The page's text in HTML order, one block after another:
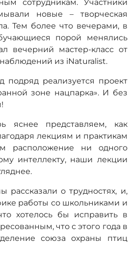
сотрудникам. Участники
новые – творческая
Тем более что вечерами, в
порой менялись
вечерний мастер-класс от
из iNaturalist.
подряд реализуется проект
зоне нацпарка». И без
яснее представляем, как
лекциям и практикам
расположение ни одного
интеллекту, наши лекции
о трудностях, и,
работы со школьниками и
хотелось бы исправить в
что с этого года в
союза охраны птиц